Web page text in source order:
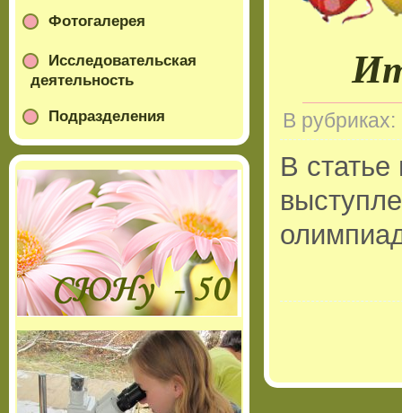
В рубриках:
В
Фотогалерея
Исследовательская
деятельность
Подразделения